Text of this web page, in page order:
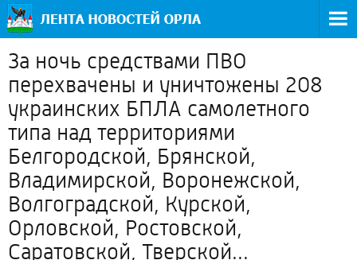
За ночь средствами ПВО
перехвачены и уничтожены 208
украинских БПЛА самолетного
типа над территориями
Белгородской, Брянской,
Владимирской, Воронежской,
Волгоградской, Курской,
Орловской, Ростовской,
Саратовской, Тверской...